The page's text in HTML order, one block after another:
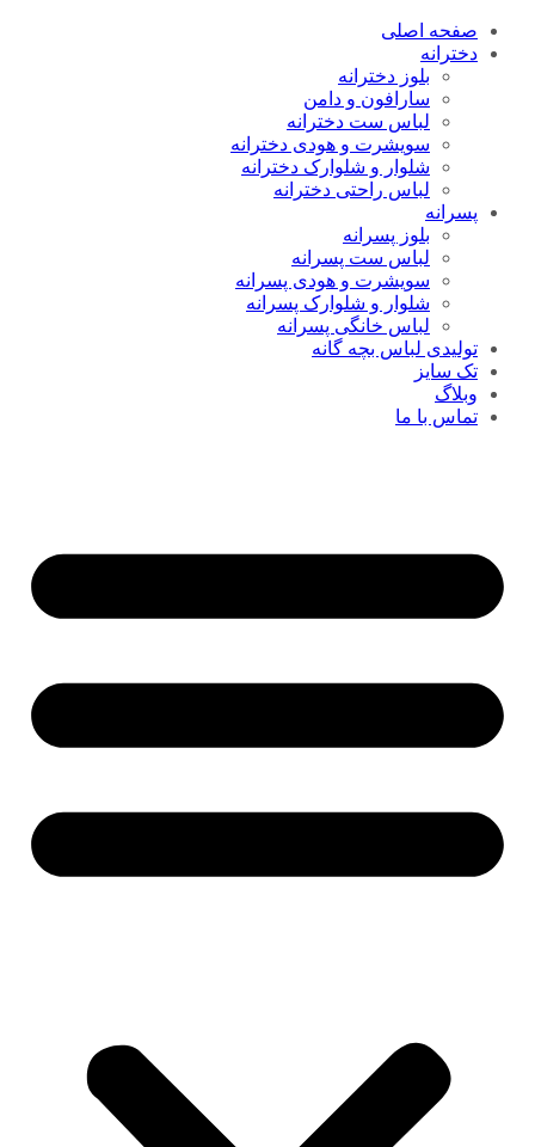
صفحه اصلی
دخترانه
بلوز دخترانه
سارافون و دامن
لباس ست دخترانه
سویشرت و هودی دخترانه
شلوار و شلوارک دخترانه
لباس راحتی دخترانه
پسرانه
بلوز پسرانه
لباس ست پسرانه
سویشرت و هودی پسرانه
شلوار و شلوارک پسرانه
لباس خانگی پسرانه
تولیدی لباس بچه گانه
تک سایز
وبلاگ
تماس با ما